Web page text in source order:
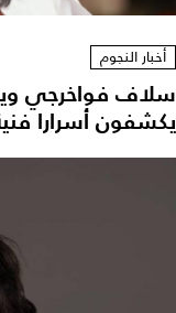
أخبار النجوم
سلاف فواخرجي
يكشفون أسرارا